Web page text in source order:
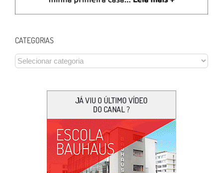
CATEGORIAS
CATEGORIAS